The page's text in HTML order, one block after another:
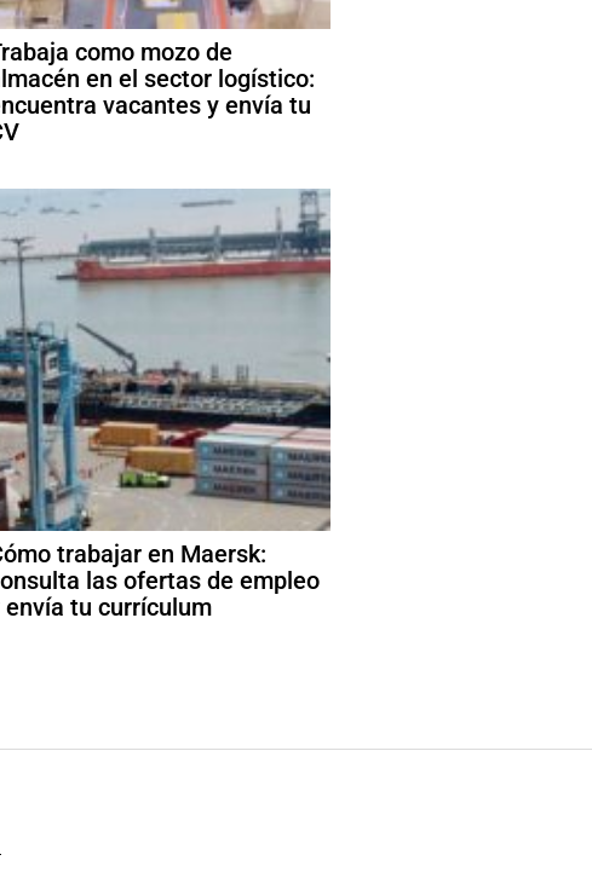
como mozo de
en el sector logístico:
vacantes y envía tu
trabajar en Maersk:
las ofertas de empleo
envía tu currículum